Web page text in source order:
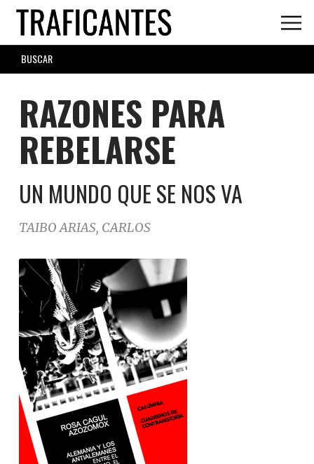
Skip
main
content
SEARCH
FORM
RAZONES PARA
REBELARSE
UN MUNDO QUE SE NOS VA
TAIBO ARIAS, CARLOS